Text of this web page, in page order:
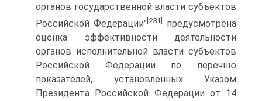
органов государственной власти субъектов
Российской Федерации" [231]
предусмотрена
оценка эффективности деятельности
органов исполнительной власти субъектов
Российской Федерации по перечню
показателей, установленных Указом
Президента Российской Федерации от 14